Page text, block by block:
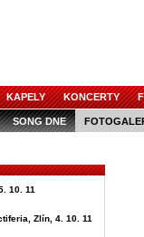
KAPELY KONCERTY
SONG DNE
10. 11
Zlín, 4. 10. 11